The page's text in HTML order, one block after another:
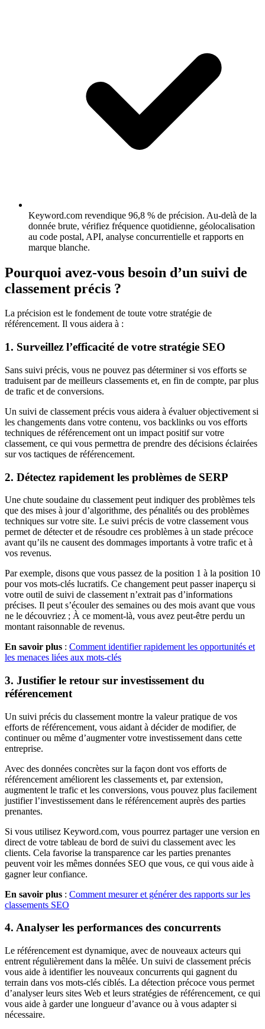
Keyword.com revendique 96,8 % de précision. Au-delà de la
donnée brute, vérifiez fréquence quotidienne, géolocalisation
au code postal, API, analyse concurrentielle et rapports en
marque blanche.
Pourquoi avez-vous besoin d’un suivi de
classement précis ?
La précision est le fondement de toute votre stratégie de
référencement. Il vous aidera à :
1. Surveillez l’efficacité de votre stratégie SEO
Sans suivi précis, vous ne pouvez pas déterminer si vos efforts se
traduisent par de meilleurs classements et, en fin de compte, par plus
de trafic et de conversions.
Un suivi de classement précis vous aidera à évaluer objectivement si
les changements dans votre contenu, vos backlinks ou vos efforts
techniques de référencement ont un impact positif sur votre
classement, ce qui vous permettra de prendre des décisions éclairées
sur vos tactiques de référencement.
2. Détectez rapidement les problèmes de SERP
Une chute soudaine du classement peut indiquer des problèmes tels
que des mises à jour d’algorithme, des pénalités ou des problèmes
techniques sur votre site. Le suivi précis de votre classement vous
permet de détecter et de résoudre ces problèmes à un stade précoce
avant qu’ils ne causent des dommages importants à votre trafic et à
vos revenus.
Par exemple, disons que vous passez de la position 1 à la position 10
pour vos mots-clés lucratifs. Ce changement peut passer inaperçu si
votre outil de suivi de classement n’extrait pas d’informations
précises. Il peut s’écouler des semaines ou des mois avant que vous
ne le découvriez ; À ce moment-là, vous avez peut-être perdu un
montant raisonnable de revenus.
En savoir plus : Comment identifier rapidement les opportunités et
les menaces liées aux mots-clés
3. Justifier le retour sur investissement du
référencement
Un suivi précis du classement montre la valeur pratique de vos
efforts de référencement, vous aidant à décider de modifier, de
continuer ou même d’augmenter votre investissement dans cette
entreprise.
Avec des données concrètes sur la façon dont vos efforts de
référencement améliorent les classements et, par extension,
augmentent le trafic et les conversions, vous pouvez plus facilement
justifier l’investissement dans le référencement auprès des parties
prenantes.
Si vous utilisez Keyword.com, vous pourrez partager une version en
direct de votre tableau de bord de suivi du classement avec les
clients. Cela favorise la transparence car les parties prenantes
peuvent voir les mêmes données SEO que vous, ce qui vous aide à
gagner leur confiance.
En savoir plus : Comment mesurer et générer des rapports sur les
classements SEO
4. Analyser les performances des concurrents
Le référencement est dynamique, avec de nouveaux acteurs qui
entrent régulièrement dans la mêlée. Un suivi de classement précis
vous aide à identifier les nouveaux concurrents qui gagnent du
terrain dans vos mots-clés ciblés. La détection précoce vous permet
d’analyser leurs sites Web et leurs stratégies de référencement, ce qui
vous aide à garder une longueur d’avance ou à vous adapter si
nécessaire.